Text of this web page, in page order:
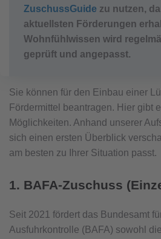
ZuschussGuide zu nutzen,
aktuellsten Förderungen
Wohnfühlwissen wird
geprüft und angepasst.
Sie können für den Einbau einer
Fördermittel beantragen. Hier gibt
Möglichkeiten. Anhand unserer
sich einen ersten Überblick
am besten zu Ihrer Situation passt.
1. BAFA-Zuschuss
Seit 2021 fördert das Bundesamt
Ausfuhrkontrolle (BAFA) sowohl